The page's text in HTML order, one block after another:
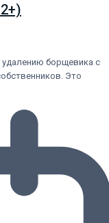
удалению борщевика с
Это